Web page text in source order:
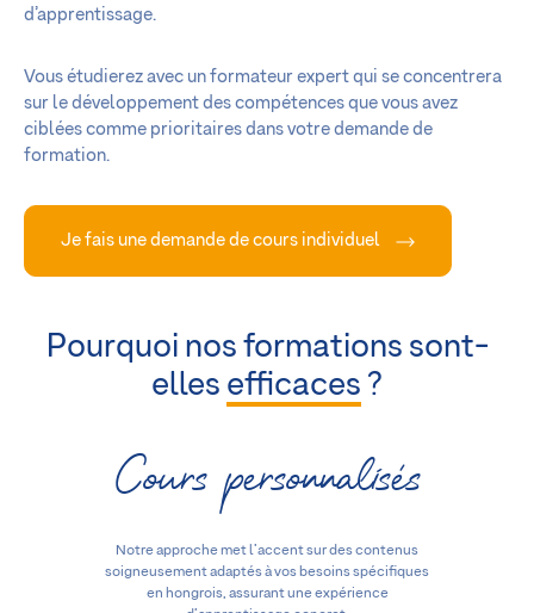
d’apprentissage.
Vous étudierez avec un formateur expert qui se concentrera
sur le développement des compétences que vous avez
ciblées comme prioritaires dans votre demande de
formation.
Je fais une demande de cours individuel
Pourquoi nos formations sont-
elles efficaces ?
Cours personnalisés
Notre approche met l’accent sur des contenus
soigneusement adaptés à vos besoins spécifiques
en hongrois, assurant une expérience